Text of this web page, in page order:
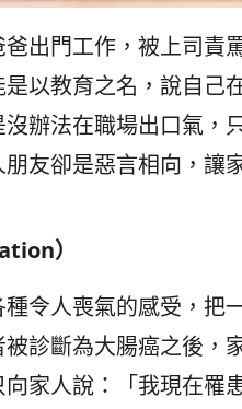
出門工作，被上司責
以教育之名，說自己
辦法在職場出口氣，
友卻是惡言相向，讓
）
種令人喪氣的感受，把
被診斷為大腸癌之後
家人說：「我現在罹